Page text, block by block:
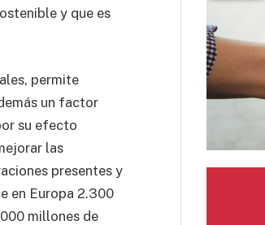
y que es
permite
un factor
su efecto
las
presentes y
en Europa 2.300
millones de